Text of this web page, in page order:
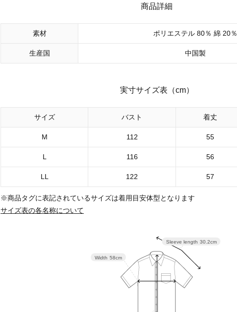
商品詳細
素材 ポリエステル 80％ 綿 20％
生産国 中国製
実寸サイズ表（cm）
サイズ バスト 着丈
M 112 55
L 116 56
LL 122 57
※商品タグに表記されているサイズは着用目安体型となります
サイズ表の各名称について
Sleeve length 30.2cm
Width 58cm